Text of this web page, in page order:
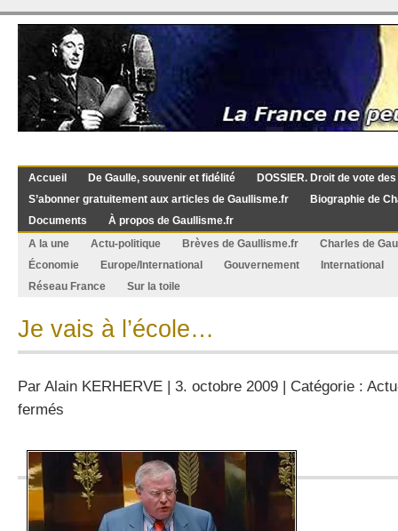
Accueil De Gaulle, souvenir et fidélité
DOSSIER. Droit de vote
S’abonner gratuitement aux articles de Gaullisme.fr
Biographie de
Documents
À propos de Gaullisme.fr
A la une
Actu-politique Brèves de Gaullisme.fr
Charles de
Économie
Europe/International Gouvernement
International
Réseau France
Sur la toile
Je vais à l’école…
Par Alain KERHERVE | 3. octobre 2009 | Catégorie :
fermés
à
l’école…